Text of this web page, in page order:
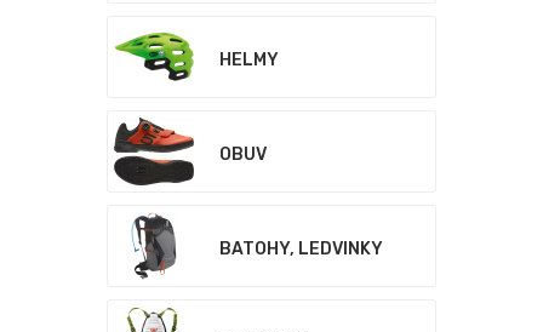
HELMY
OBUV
BATOHY, LEDVINKY